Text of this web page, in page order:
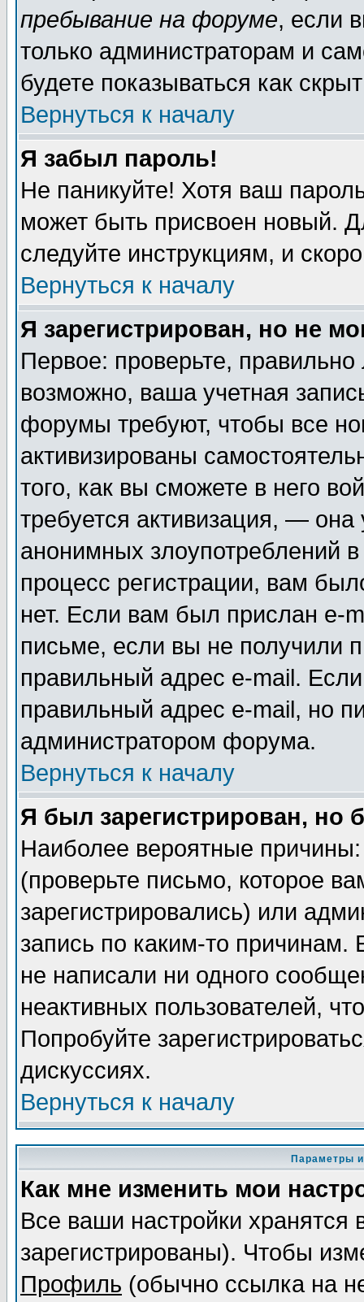
пребывание на форуме, если
только администраторам и
будете показываться как
Вернуться к началу
Я забыл пароль!
Не паникуйте! Хотя ваш
может быть присвоен новый.
следуйте инструкциям, и
Вернуться к началу
Я зарегистрирован, но не
Первое: проверьте,
возможно, ваша учетная
форумы требуют, чтобы все
активизированы
того, как вы сможете в него
требуется активизация, —
анонимных злоупотреблений
процесс регистрации, вам
нет. Если вам был прислан e-
письме, если вы не получили
правильный адрес e-mail.
правильный адрес e-mail, но
администратором форума.
Вернуться к началу
Я был зарегистрирован, но
Наиболее вероятные
(проверьте письмо, которое
зарегистрировались) или
запись по каким-то
не написали ни одного
неактивных пользователей,
Попробуйте
дискуссиях.
Вернуться к началу
Параметры
Как мне изменить мои
Все ваши настройки
зарегистрированы). Чтобы
Профиль (обычно ссылка на